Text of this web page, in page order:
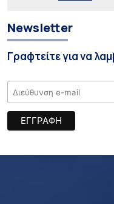
Newsletter
Γραφτείτε για να